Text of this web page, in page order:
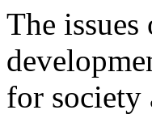
The
for society